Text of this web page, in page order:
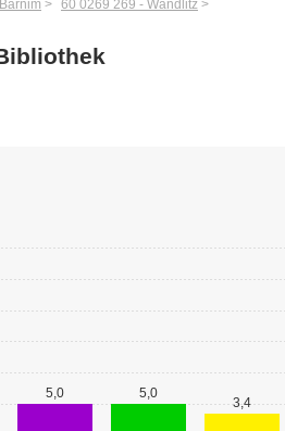
60 0269 269 - Wandlitz
5,0 5,0
3,4